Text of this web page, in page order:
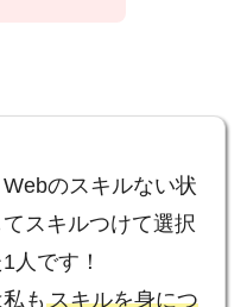
のスキルない状
スキルつけて選択
人です！
も スキルを身につ